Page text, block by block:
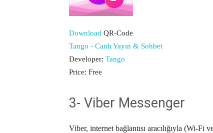
Download QR-Code
Tango - Canlı Yayın & Sohbet
Developer: Tango
Price: Free
3- Viber Messenger
Viber, internet bağlantısı aracılığıyla (Wi-